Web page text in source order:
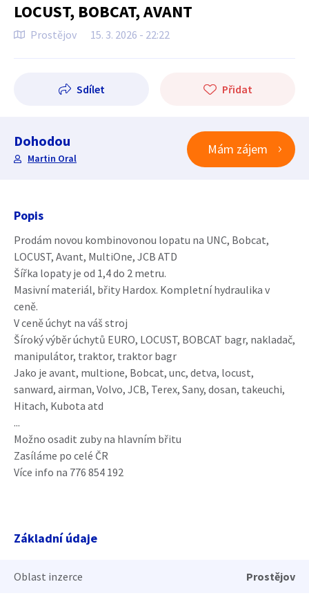
LOCUST, BOBCAT, AVANT
Prostějov 15. 3. 2026 - 22:22
Sdílet Přidat
Dohodou
Martin Oral
Mám zájem
Popis
Prodám novou kombinovonou lopatu na UNC, Bobcat,
LOCUST, Avant, MultiOne, JCB ATD
Šířka lopaty je od 1,4 do 2 metru.
Masivní materiál, břity Hardox. Kompletní hydraulika v
ceně.
V ceně úchyt na váš stroj
Šíroký výběr úchytů EURO, LOCUST, BOBCAT bagr, nakladač,
manipulátor, traktor, traktor bagr
Jako je avant, multione, Bobcat, unc, detva, locust,
sanward, airman, Volvo, JCB, Terex, Sany, dosan, takeuchi,
Hitach, Kubota atd
...
Možno osadit zuby na hlavním břitu
Zasíláme po celé ČR
Více info na 776 854 192
Základní údaje
Oblast inzerce Prostějov